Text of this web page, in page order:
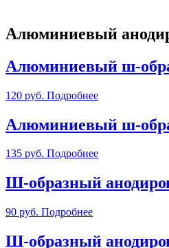
Алюминиевый
Алюминиевый ш-
120 руб. Подробнее
Алюминиевый ш-
135 руб. Подробнее
Ш-образный
90 руб. Подробнее
Ш-образный